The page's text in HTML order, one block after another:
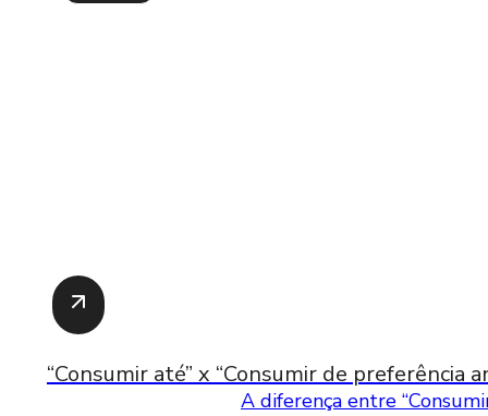
“Consumir até” x “Consumir de preferência
A diferença entre